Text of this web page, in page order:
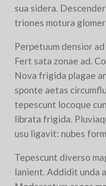
sua sidera.
triones motura
Perpetuum densior
Fert sata zonae ad.
Nova frigida plagae
sponte aetas
tepescunt locoque
librata frigida.
usu ligavit: nubes
Tepescunt diverso
lanient. Addidit unda